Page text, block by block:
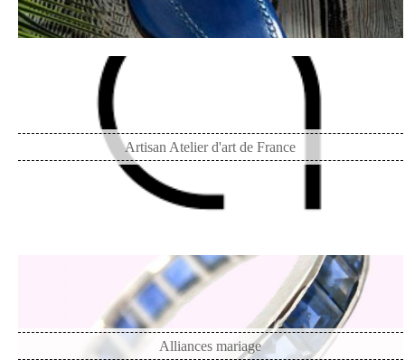
Artisan Atelier d'art de France
Alliances mariage